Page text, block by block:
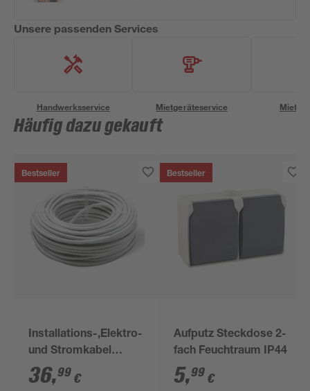
Unsere passenden Services
Handwerksservice Mietgeräteservice
Häufig dazu gekauft
Bestseller
Installations-,Elektro-
und Stromkabel
NYM-J 3x1,5mm² 50
m
36,99 €
Bestseller
Aufputz Steckdose 2-
fach Feuchtraum IP44
5,99 €